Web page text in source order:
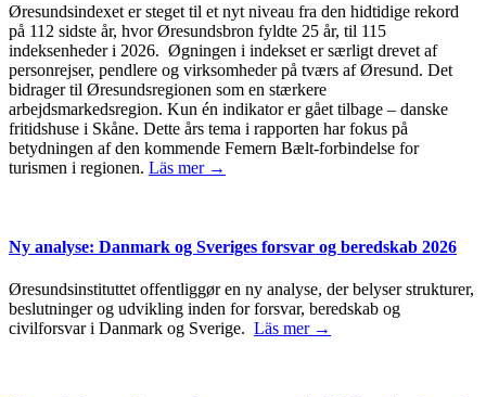
Øresundsindexet er steget til et nyt niveau fra den hidtidige rekord
på 112 sidste år, hvor Øresundsbron fyldte 25 år, til 115
indeksenheder i 2026. Øgningen i indekset er særligt drevet af
personrejser, pendlere og virksomheder på tværs af Øresund. Det
bidrager til Øresundsregionen som en stærkere
arbejdsmarkedsregion. Kun én indikator er gået tilbage – danske
fritidshuse i Skåne. Dette års tema i rapporten har fokus på
betydningen af den kommende Femern Bælt-forbindelse for
turismen i regionen. Läs mer →
Ny analyse: Danmark og Sveriges forsvar og beredskab 2026
Øresundsinstituttet offentliggør en ny analyse, der belyser strukturer,
beslutninger og udvikling inden for forsvar, beredskab og
civilforsvar i Danmark og Sverige. Läs mer →